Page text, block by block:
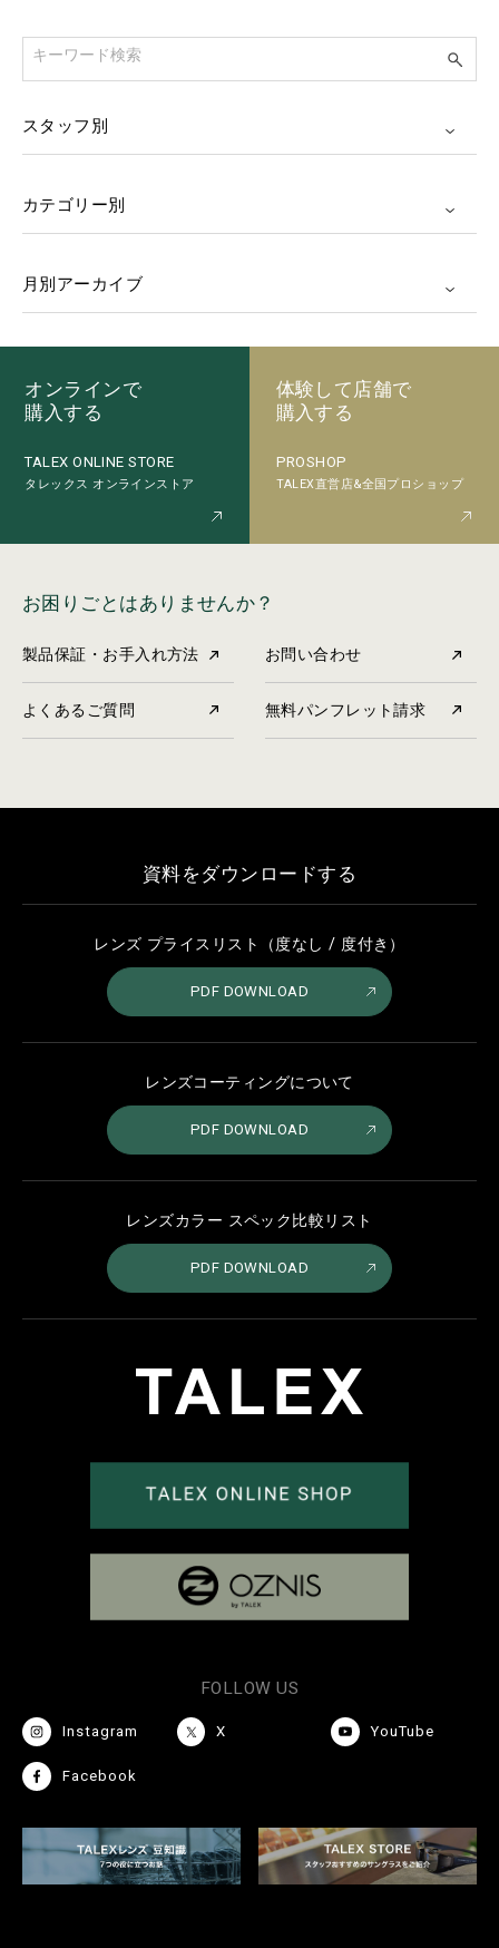
スタッフ別
カテゴリー別
月別アーカイブ
オンラインで
購入する
TALEX ONLINE STORE
タレックス オンラインストア
体験して店舗で
購入する
PROSHOP
TALEX直営店&全国プロショップ
お困りごとはありませんか？
製品保証・お手入れ方法 お問い合わせ
よくあるご質問 無料パンフレット請求
資料をダウンロードする
レンズ プライスリスト（度なし / 度付き）
PDF DOWNLOAD
レンズコーティングについて
PDF DOWNLOAD
レンズカラー スペック比較リスト
PDF DOWNLOAD
FOLLOW US
Instagram X YouTube
Facebook